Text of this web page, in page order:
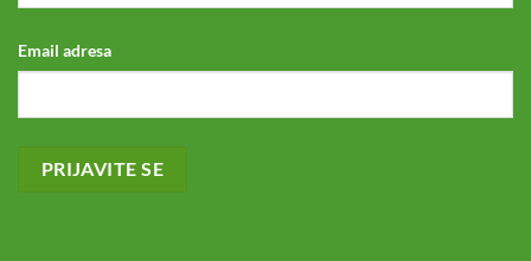
Email adresa